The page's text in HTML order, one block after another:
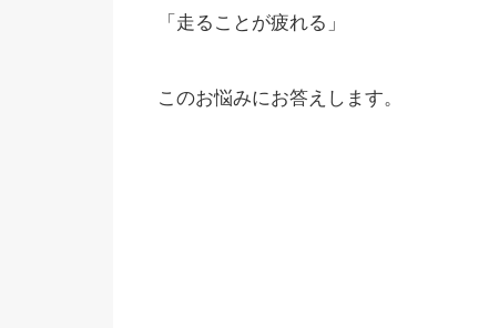
「走ることが疲れる」
このお悩みにお答えします。